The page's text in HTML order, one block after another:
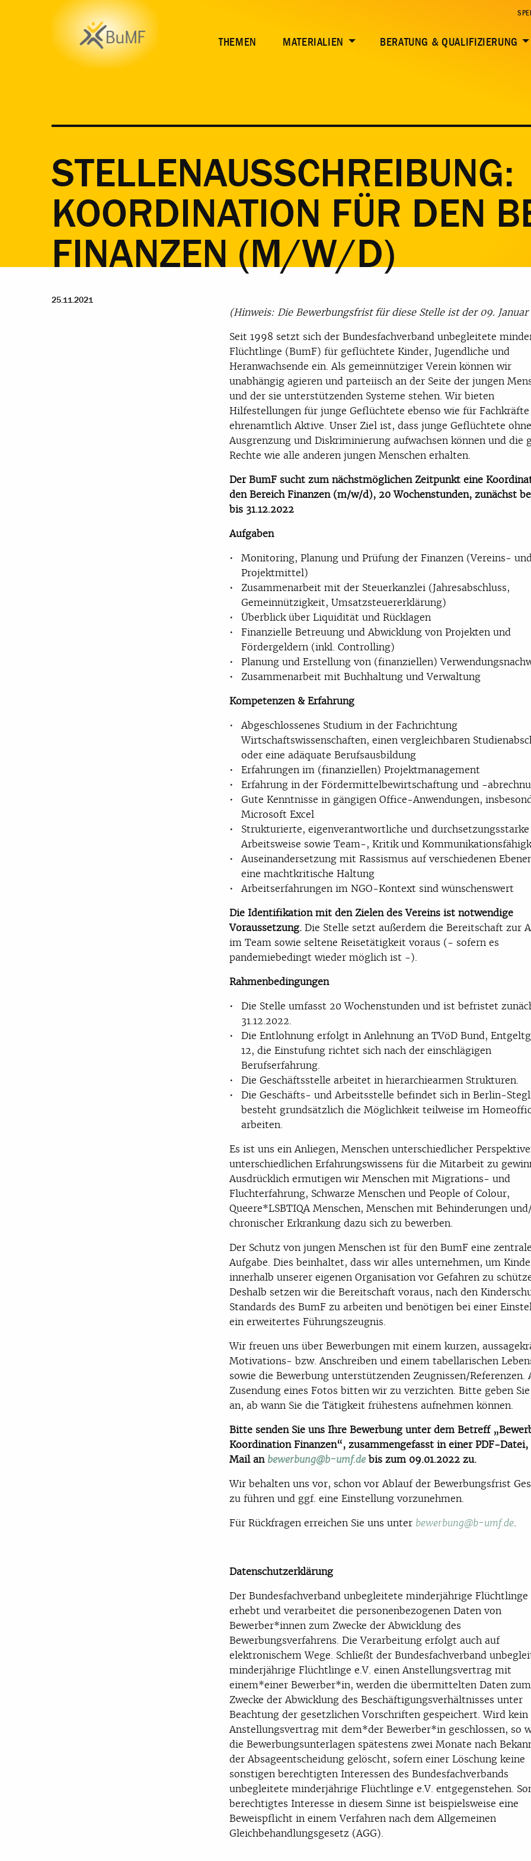
THEMEN MATERIALIEN BERATUNG & QUALIFIZIERUNG
STELLENAUSSCHREIBUNG:
KOORDINATION FÜR DEN
FINANZEN (M/W/D)
25.11.2021
(Hinweis: Die Bewerbungsfrist für diese Stelle ist der 09.
Seit 1998 setzt sich der Bundesfachverband unbegleitete
Flüchtlinge (BumF) für geflüchtete Kinder, Jugendliche und
Heranwachsende ein. Als gemeinnütziger Verein können wir
unabhängig agieren und parteiisch an der Seite der jungen
und der sie unterstützenden Systeme stehen. Wir bieten
Hilfestellungen für junge Geflüchtete ebenso wie für
ehrenamtlich Aktive. Unser Ziel ist, dass junge Geflüchtete
Ausgrenzung und Diskriminierung aufwachsen können und die
Rechte wie alle anderen jungen Menschen erhalten.
Der BumF sucht zum nächstmöglichen Zeitpunkt eine
den Bereich Finanzen (m/w/d), 20 Wochenstunden, zunächst
bis 31.12.2022
Aufgaben
Monitoring, Planung und Prüfung der Finanzen (Vereins-
Projektmittel)
Zusammenarbeit mit der Steuerkanzlei (Jahresabschluss,
Gemeinnützigkeit, Umsatzsteuererklärung)
Überblick über Liquidität und Rücklagen
Finanzielle Betreuung und Abwicklung von Projekten und
Fördergeldern (inkl. Controlling)
Planung und Erstellung von (finanziellen)
Zusammenarbeit mit Buchhaltung und Verwaltung
Kompetenzen & Erfahrung
Abgeschlossenes Studium in der Fachrichtung
Wirtschaftswissenschaften, einen vergleichbaren
oder eine adäquate Berufsausbildung
Erfahrungen im (finanziellen) Projektmanagement
Erfahrung in der Fördermittelbewirtschaftung und -
Gute Kenntnisse in gängigen Office-Anwendungen,
Microsoft Excel
Strukturierte, eigenverantwortliche und durchsetzungsstarke
Arbeitsweise sowie Team-, Kritik und
Auseinandersetzung mit Rassismus auf verschiedenen
eine machtkritische Haltung
Arbeitserfahrungen im NGO-Kontext sind wünschenswert
Die Identifikation mit den Zielen des Vereins ist notwendige
Voraussetzung. Die Stelle setzt außerdem die Bereitschaft zur
im Team sowie seltene Reisetätigkeit voraus (- sofern es
pandemiebedingt wieder möglich ist -).
Rahmenbedingungen
Die Stelle umfasst 20 Wochenstunden und ist befristet
31.12.2022.
Die Entlohnung erfolgt in Anlehnung an TVöD Bund,
12, die Einstufung richtet sich nach der einschlägigen
Berufserfahrung.
Die Geschäftsstelle arbeitet in hierarchiearmen Strukturen.
Die Geschäfts- und Arbeitsstelle befindet sich in Berlin-
besteht grundsätzlich die Möglichkeit teilweise im
arbeiten.
Es ist uns ein Anliegen, Menschen unterschiedlicher
unterschiedlichen Erfahrungswissens für die Mitarbeit zu
Ausdrücklich ermutigen wir Menschen mit Migrations- und
Fluchterfahrung, Schwarze Menschen und People of Colour,
Queere*LSBTIQA Menschen, Menschen mit Behinderungen
chronischer Erkrankung dazu sich zu bewerben.
Der Schutz von jungen Menschen ist für den BumF eine zentrale
Aufgabe. Dies beinhaltet, dass wir alles unternehmen, um
innerhalb unserer eigenen Organisation vor Gefahren zu
Deshalb setzen wir die Bereitschaft voraus, nach den
Standards des BumF zu arbeiten und benötigen bei einer
ein erweitertes Führungszeugnis.
Wir freuen uns über Bewerbungen mit einem kurzen,
Motivations- bzw. Anschreiben und einem tabellarischen
sowie die Bewerbung unterstützenden Zeugnissen/Referenzen.
Zusendung eines Fotos bitten wir zu verzichten. Bitte geben
an, ab wann Sie die Tätigkeit frühestens aufnehmen können.
Bitte senden Sie uns Ihre Bewerbung unter dem Betreff
Koordination Finanzen“, zusammengefasst in einer PDF-
Mail an bewerbung@b-umf.de bis zum 09.01.2022 zu.
Wir behalten uns vor, schon vor Ablauf der Bewerbungsfrist
zu führen und ggf. eine Einstellung vorzunehmen.
Für Rückfragen erreichen Sie uns unter bewerbung@b-umf.de.
Datenschutzerklärung
Der Bundesfachverband unbegleitete minderjährige Flüchtlinge
erhebt und verarbeitet die personenbezogenen Daten von
Bewerber*innen zum Zwecke der Abwicklung des
Bewerbungsverfahrens. Die Verarbeitung erfolgt auch auf
elektronischem Wege. Schließt der Bundesfachverband
minderjährige Flüchtlinge e.V. einen Anstellungsvertrag mit
einem*einer Bewerber*in, werden die übermittelten Daten zum
Zwecke der Abwicklung des Beschäftigungsverhältnisses unter
Beachtung der gesetzlichen Vorschriften gespeichert. Wird kein
Anstellungsvertrag mit dem*der Bewerber*in geschlossen, so
die Bewerbungsunterlagen spätestens zwei Monate nach
der Absageentscheidung gelöscht, sofern einer Löschung keine
sonstigen berechtigten Interessen des Bundesfachverbands
unbegleitete minderjährige Flüchtlinge e.V. entgegenstehen.
berechtigtes Interesse in diesem Sinne ist beispielsweise eine
Beweispflicht in einem Verfahren nach dem Allgemeinen
Gleichbehandlungsgesetz (AGG).